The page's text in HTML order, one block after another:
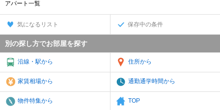
アパート一覧
気になるリスト 保存中の条件
別の探し方でお部屋を探す
沿線・駅から 住所から
家賃相場から 通勤通学時間から
物件特集から TOP